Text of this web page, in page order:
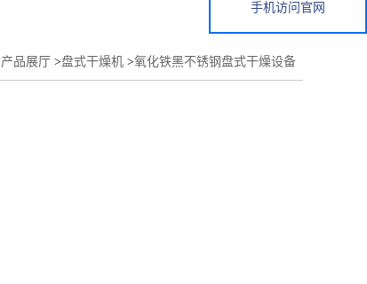
产品展厅 >盘式干燥机 >氧化铁黑不锈钢盘式干燥设备
手机访问官网